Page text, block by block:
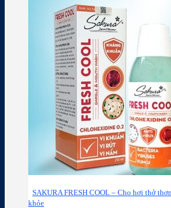
SAKURA FRESH COOL – Cho hơi thở
khỏe